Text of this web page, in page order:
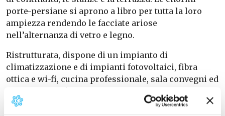
porte-persiane si aprono a libro per tutta la loro
ampiezza rendendo le facciate ariose
nell’alternanza di vetro e legno.
Ristrutturata, dispone di un impianto di
climatizzazione e di impianti fotovoltaici, fibra
ottica e wi-fi, cucina professionale, sala convegni ed
con Presidenti ed edifici di San Rossore.